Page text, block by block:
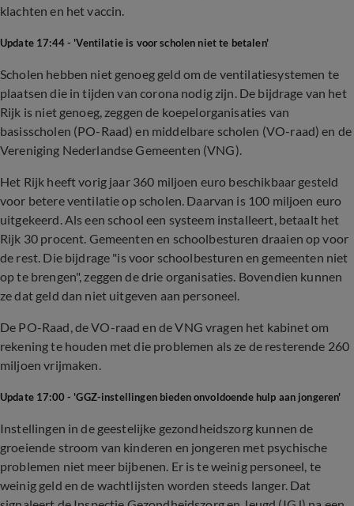
klachten en het vaccin.
Update 17:44 - 'Ventilatie is voor scholen niet te betalen'
Scholen hebben niet genoeg geld om de ventilatiesystemen te
plaatsen die in tijden van corona nodig zijn. De bijdrage van het
Rijk is niet genoeg, zeggen de koepelorganisaties van
basisscholen (PO-Raad) en middelbare scholen (VO-raad) en de
Vereniging Nederlandse Gemeenten (VNG).
Het Rijk heeft vorig jaar 360 miljoen euro beschikbaar gesteld
voor betere ventilatie op scholen. Daarvan is 100 miljoen euro
uitgekeerd. Als een school een systeem installeert, betaalt het
Rijk 30 procent. Gemeenten en schoolbesturen draaien op voor
de rest. Die bijdrage "is voor schoolbesturen en gemeenten niet
op te brengen", zeggen de drie organisaties. Bovendien kunnen
ze dat geld dan niet uitgeven aan personeel.
De PO-Raad, de VO-raad en de VNG vragen het kabinet om
rekening te houden met die problemen als ze de resterende 260
miljoen vrijmaken.
Update 17:00 - 'GGZ-instellingen bieden onvoldoende hulp aan jongeren'
Instellingen in de geestelijke gezondheidszorg kunnen de
groeiende stroom van kinderen en jongeren met psychische
problemen niet meer bijbenen. Er is te weinig personeel, te
weinig geld en de wachtlijsten worden steeds langer. Dat